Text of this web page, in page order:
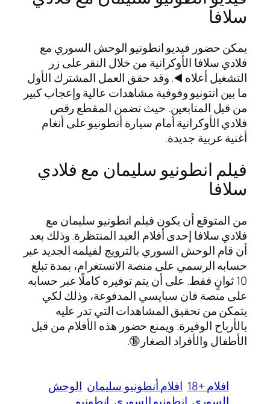
سلافا
يمكن حضور فيديو انطونيو الوحش السوري مع
فلادي سلافا الأوكرانية من خلال النقر على زر
التشغيل أعلاه ◀️. وقد حقق العمل المشترك الأول
ما بين انتونيو وفوفية مشاهدات عالية وإعجاب كبير
من قبل المتابعين. حيث تضمن المقطع رقص
فلادي الأوكرانية أمام سيارة أنطونيو على أنغام
أغنية عربية جديدة.
فيلم انطونيو سليمان مع فلادي
سلافا
من المتوقع أن يكون فيلم انطونيو سليمان مع
فلادي سلافا إحدى أفلام العيد المنتظرة. وذلك بعد
أن قام الوحش السوري بالترويج لفيلمه الجديد عبر
حسابه الرسمي على منصة الانستغرام، بمدة تبلغ
10 ثوانٍ فقط. على أن يتم توفيره كاملًا عبر حسابه
على منصة فان سبايسي المدفوعة، وذلك لكي
يتمكن من تحقيق المشاهدات التي تدر عليه
بالأرباح الوفيرة. ويمنع حضور هذه الأفلام من قبل
الأطفال والأفراد الصغار🔞.
افلام +18 افلام أنطونيو سليمان الوحش
السوري انطونيو السوري انطونيو